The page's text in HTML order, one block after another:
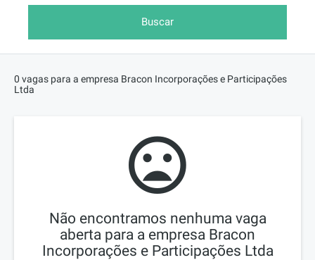
Buscar
0 vagas para a empresa Bracon Incorporações e Participações
Ltda
Não encontramos nenhuma vaga
aberta para a empresa Bracon
Incorporações e Participações Ltda